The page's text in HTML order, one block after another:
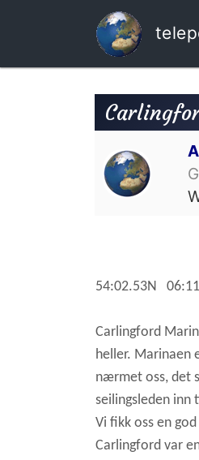
54:02.53N
Carlingford
heller. Marinaen
nærmet oss, det
seilingsleden inn
Vi fikk oss en
Carlingford var